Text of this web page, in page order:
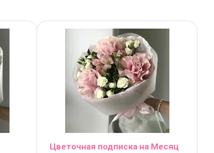
Цветочная подписка на Месяц